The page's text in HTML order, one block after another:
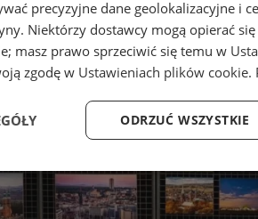
precyzyjne dane geolokalizacyjne i
Niektórzy dostawcy mogą opierać
masz prawo sprzeciwić się temu w
zgodę w Ustawieniach plików cookie.
ODRZUĆ WSZYSTKIE
Wydajność Targetowanie